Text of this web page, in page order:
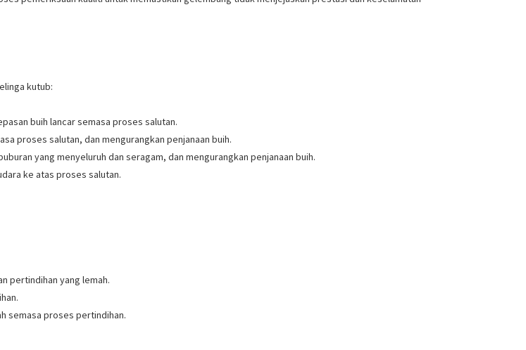
kutub:
buih lancar semasa proses salutan.
proses salutan, dan mengurangkan penjanaan buih.
yang menyeluruh dan seragam, dan mengurangkan penjanaan buih.
ke atas proses salutan.
pertindihan yang lemah.
semasa proses pertindihan.